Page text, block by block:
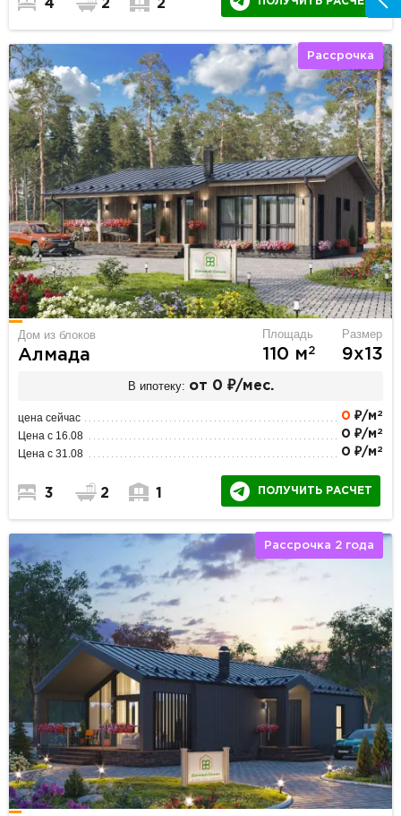
4 2 2
Рассрочка
Дом из блоков
Алмада
Площадь
110 м2
Размер
9х13
В ипотеку: от 0 ₽/мес.
цена сейчас 0 ₽/м 2
Цена с 16.08 0 ₽/м 2
Цена с 31.08 0 ₽/м 2
3 2 1 ПОЛУЧИТЬ РАСЧЕТ
Рассрочка 2 года